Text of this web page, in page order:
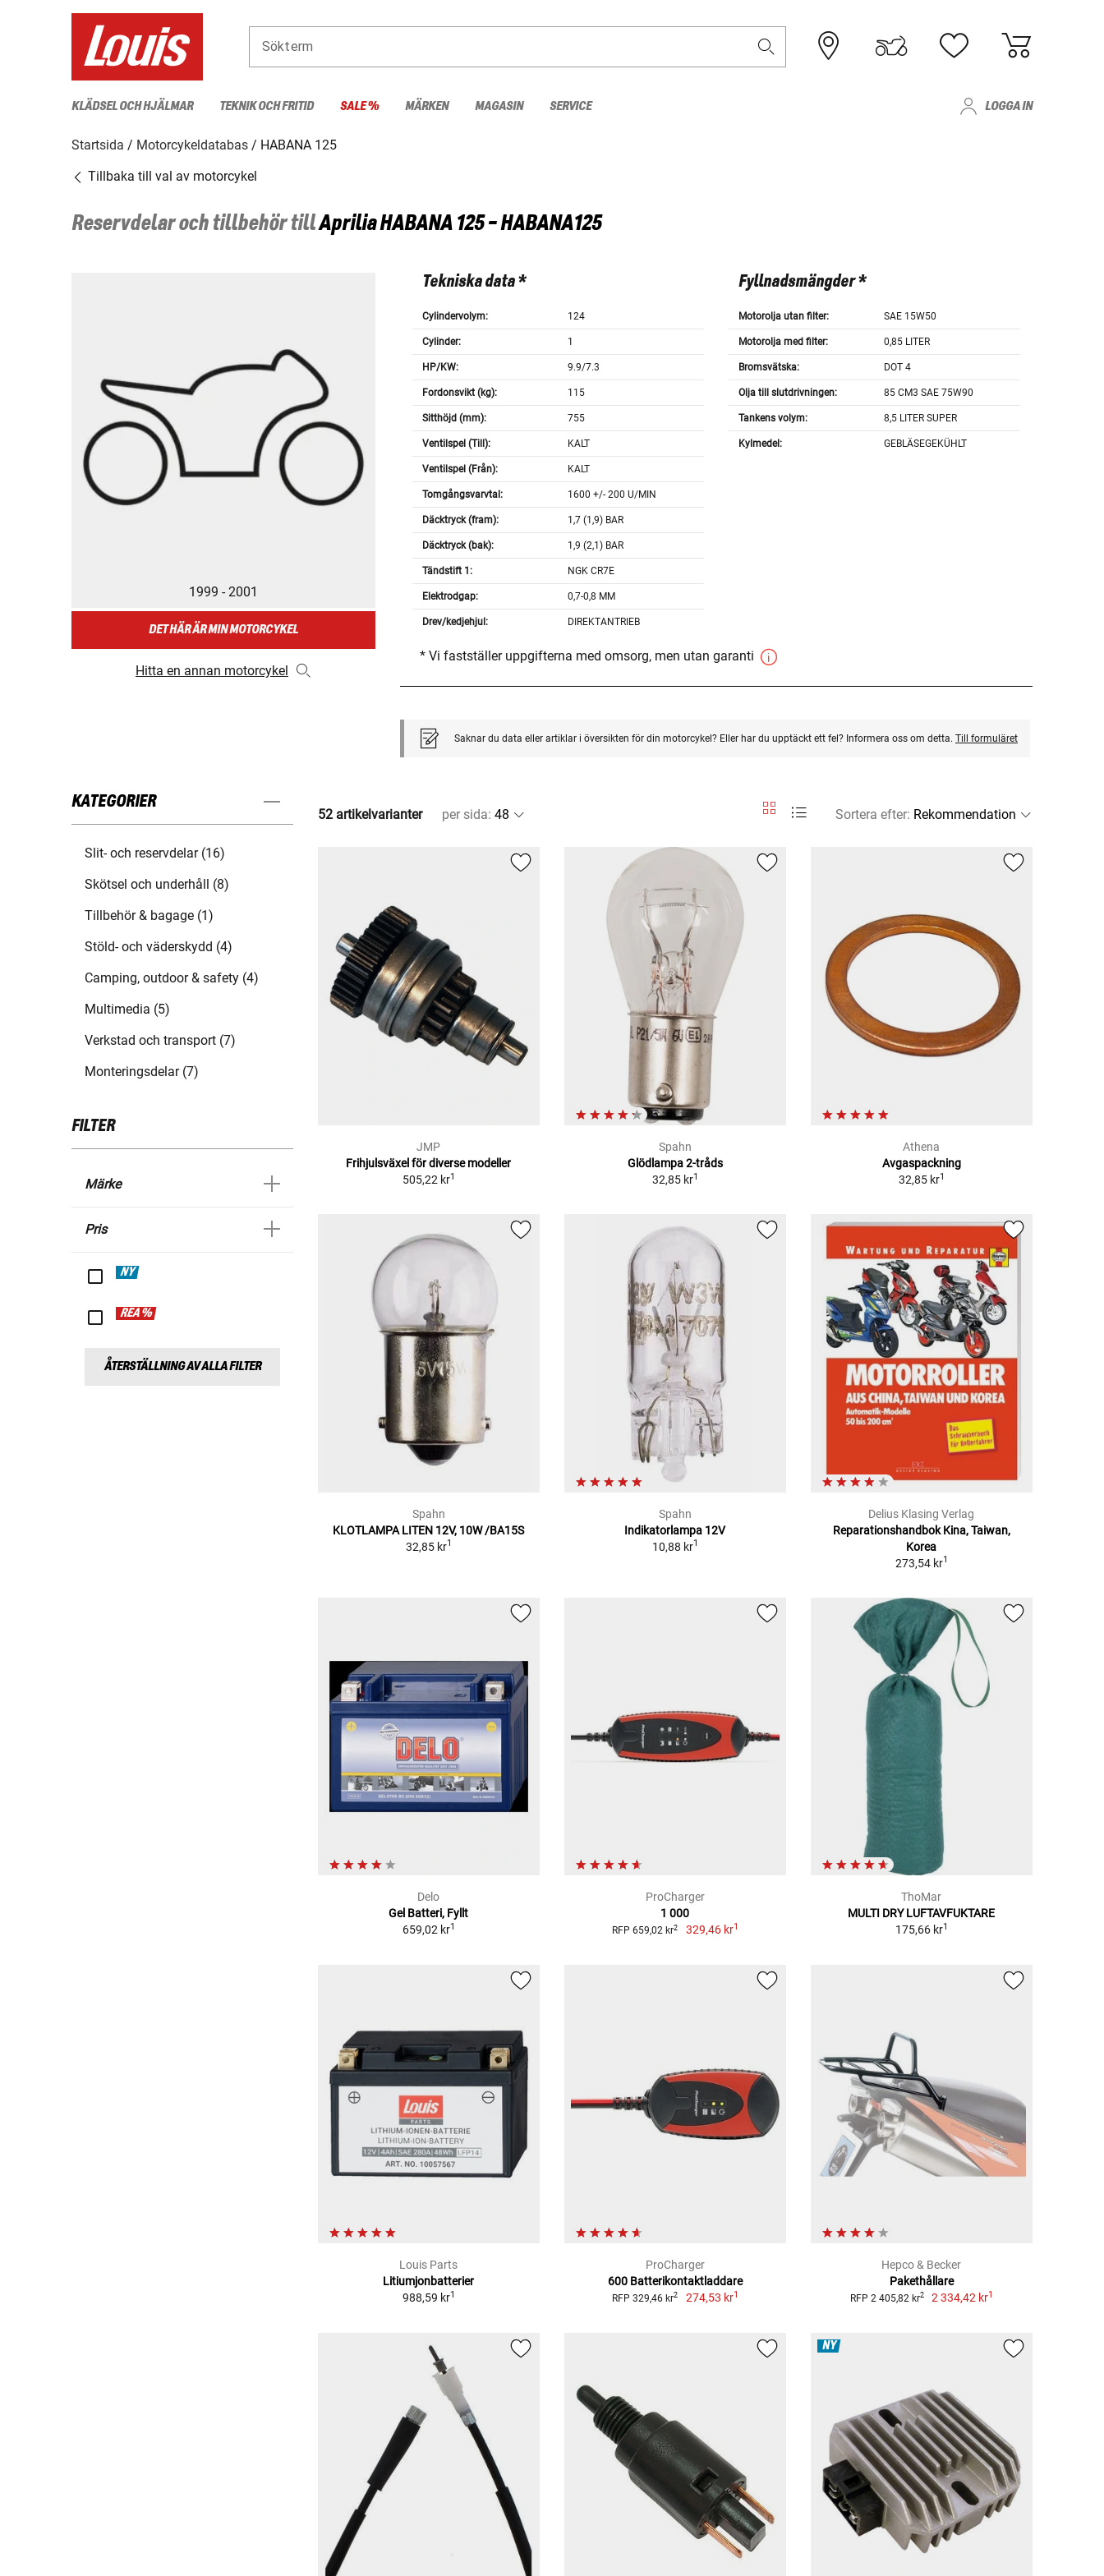
Sökterm
KLÄDSEL OCH HJÄLMAR TEKNIK OCH FRITID SALE % MÄRKEN MAGASIN SERVICE LOGGA IN
Startsida Motorcykeldatabas
HABANA 125
Tillbaka till val av motorcykel
Reservdelar och tillbehör tillApriliaHABANA 125 - HABANA125
1999 - 2001
DET HÄR ÄR MIN MOTORCYKEL
Hitta en annan motorcykel
Tekniska data *
Cylindervolym: 124
Cylinder: 1
HP/KW: 9.9/7.3
Fordonsvikt (kg): 115
Sitthöjd (mm): 755
Ventilspel (Till): KALT
Ventilspel (Från): KALT
Tomgångsvarvtal: 1600 +/- 200 U/MIN
Däcktryck (fram): 1,7 (1,9) BAR
Däcktryck (bak): 1,9 (2,1) BAR
Tändstift 1: NGK CR7E
Elektrodgap: 0,7-0,8 MM
Drev/kedjehjul: DIREKTANTRIEB
Fyllnadsmängder *
Motorolja utan filter: SAE 15W50
Motorolja med filter: 0,85 LITER
Bromsvätska: DOT 4
Olja till slutdrivningen: 85 CM3 SAE 75W90
Tankens volym: 8,5 LITER SUPER
Kylmedel: GEBLÄSEGEKÜHLT
* Vi fastställer uppgifterna med omsorg, men utan garanti
Saknar du data eller artiklar i översikten för din motorcykel? Eller har du upptäckt ett fel? Informera oss om detta. Till formuläret
KATEGORIER
Slit- och reservdelar (16)
Skötsel och underhåll (8)
Tillbehör & bagage (1)
Stöld- och väderskydd (4)
Camping, outdoor & safety (4)
Multimedia (5)
Verkstad och transport (7)
Monteringsdelar (7)
FILTER
Märke
Pris
NY
REA %
ÅTERSTÄLLNING AV ALLA FILTER
52 artikelvarianter per sida: Sortera efter:
JMP
Frihjulsväxel för diverse modeller
505,22 kr1
Spahn
Glödlampa 2-tråds
32,85 kr1
Athena
Avgaspackning
32,85 kr1
Spahn
KLOTLAMPA LITEN 12V, 10W /BA15S
32,85 kr1
Spahn
Indikatorlampa 12V
10,88 kr1
Delius Klasing Verlag
Reparationshandbok Kina, Taiwan,
Korea
273,54 kr1
Delo
Gel Batteri, Fyllt
659,02 kr1
ProCharger
1 000
RFP 659,02 kr2 329,46 kr1
ThoMar
MULTI DRY LUFTAVFUKTARE
175,66 kr1
Louis Parts
Litiumjonbatterier
988,59 kr1
ProCharger
600 Batterikontaktladdare
RFP 329,46 kr2 274,53 kr1
Hepco & Becker
Pakethållare
RFP 2 405,82 kr2 2 334,42 kr1
NY